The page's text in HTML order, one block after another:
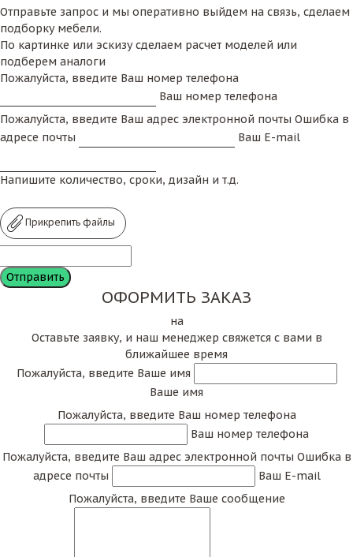
Отправьте запрос и мы оперативно выйдем на связь, сделаем
подборку мебели.
По картинке или эскизу сделаем расчет моделей или
подберем аналоги
Пожалуйста, введите Ваш номер телефона
Ваш номер телефона
Пожалуйста, введите Ваш адрес электронной почты Ошибка в
адресе почты
Ваш E-mail
Напишите количество, сроки, дизайн и т.д.
Прикрепить файлы
ОФОРМИТЬ ЗАКАЗ
на
Оставьте заявку, и наш менеджер свяжется с вами в
ближайшее время
Пожалуйста, введите Ваше имя
Ваше имя
Пожалуйста, введите Ваш номер телефона
Ваш номер телефона
Пожалуйста, введите Ваш адрес электронной почты Ошибка в
адресе почты
Ваш E-mail
Пожалуйста, введите Ваше сообщение